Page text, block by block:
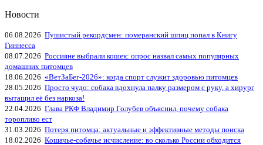
Новости
06.08.2026 Пушистый рекордсмен: померанский шпиц попал в Книгу
Гиннесса
08.07.2026 Россияне выбрали кошек: опрос назвал самых популярных
домашних питомцев
18.06.2026 «ВетЗаБег‑2026»: когда спорт служит здоровью питомцев
28.05.2026 Просто чудо: собака вдохнула палку размером с руку, а хирург
вытащил её без наркоза!
22.04.2026 Глава РКФ Владимир Голубев объяснил, почему собака
торопливо ест
31.03.2026 Потеря питомца: актуальные и эффективные методы поиска
18.02.2026 Кошачье-собачье исчисление: во сколько России обходится